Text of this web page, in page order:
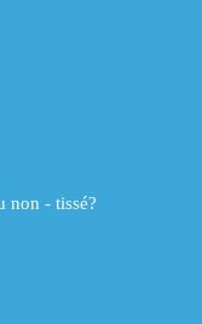
non - tissé?